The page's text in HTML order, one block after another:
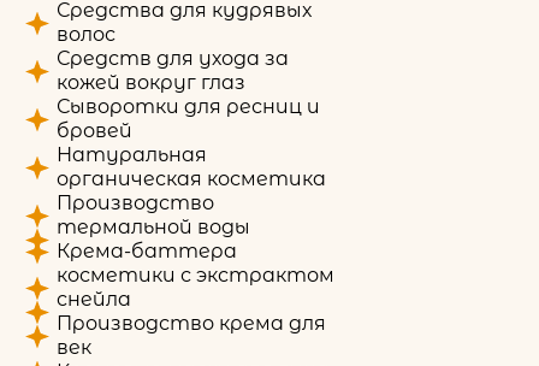
Средства для кудрявых
волос
Средств для ухода за
кожей вокруг глаз
Сыворотки для ресниц и
бровей
Натуральная
органическая косметика
Производство
термальной воды
Крема-баттера
косметики с экстрактом
снейла
Производство крема для
век